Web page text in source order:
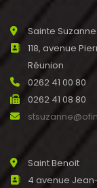
Sainte Suzanne
118, avenue
Réunion
0262 41 00 80
0262 41 08 80
Saint Benoit
4 avenue Jean-